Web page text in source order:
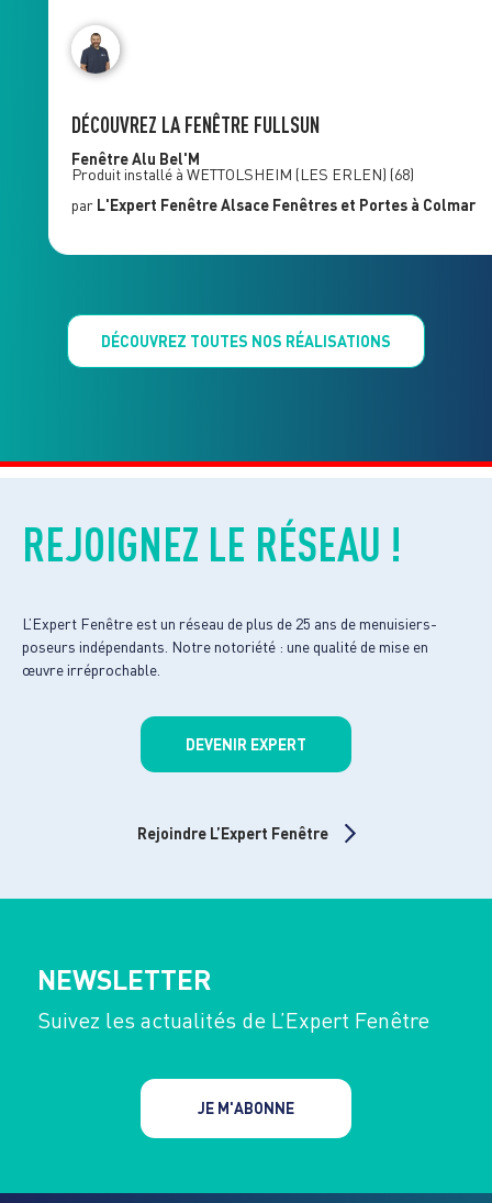
DÉCOUVREZ LA FENÊTRE FULLSUN
Fenêtre Alu Bel'M
Produit installé à WETTOLSHEIM (LES ERLEN) (68)
par L'Expert FenêtreAlsace Fenêtres et Portes à Colmar
DÉCOUVREZ TOUTES NOS RÉALISATIONS
REJOIGNEZ LE RÉSEAU !
L’Expert Fenêtre est un réseau de plus de 25 ans de menuisiers-
poseurs indépendants. Notre notoriété : une qualité de mise en
œuvre irréprochable.
DEVENIR EXPERT
Rejoindre L’Expert Fenêtre
NEWSLETTER
Suivez les actualités de L’Expert Fenêtre
JE M'ABONNE